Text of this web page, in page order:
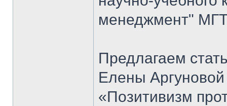
менеджмент"
Предлагаем
Елены
«Позитивизм